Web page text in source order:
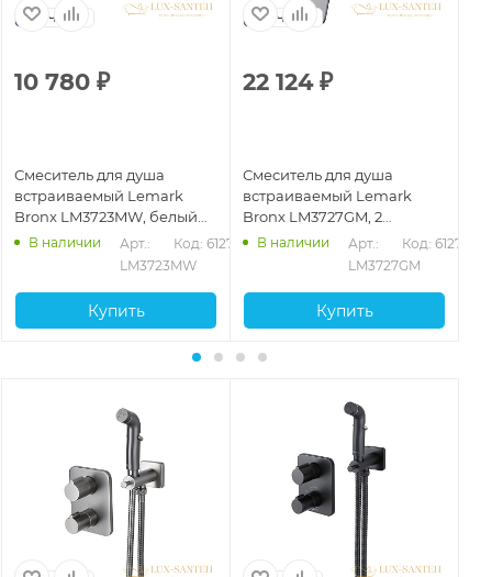
Чехия
10 780 ₽
Смеситель для душа
встраиваемый Lemark
Bronx LM3723MW, белый
матовый
В наличии
Арт.:
LM3723MW
Код: 61275
Купить
Чехия
22 124₽
Смеситель для душа
встраиваемый Lemark
Bronx LM3727GM, 2
потребителя, графит
В наличии
Арт.:
LM3727GM
Код: 61278
Купить